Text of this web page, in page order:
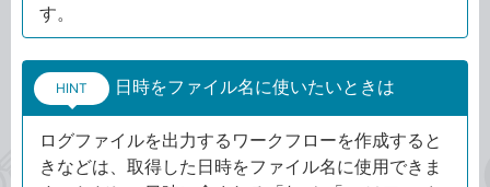
す。
HINT 日時をファイル名に使いたいときは
ログファイルを出力するワークフローを作成すると
きなどは、取得した日時をファイル名に使用できま